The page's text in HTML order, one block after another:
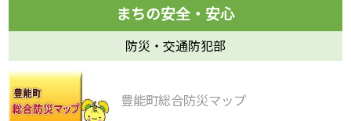
防災・交通防犯部
豊能町総合防災マップ